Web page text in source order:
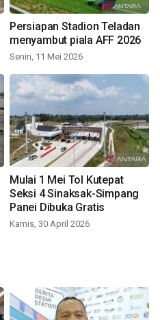
Persiapan Stadion Teladan
menyambut piala AFF 2026
Senin, 11 Mei 2026
Mulai 1 Mei Tol Kutepat
Seksi 4 Sinaksak-Simpang
Panei Dibuka Gratis
Kamis, 30 April 2026